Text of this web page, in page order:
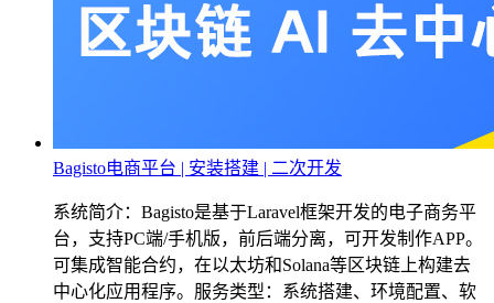
Bagisto电商平台 | 安装搭建 | 二次开发
系统简介：Bagisto是基于Laravel框架开发的电子商务平
台，支持PC端/手机版，前后端分离，可开发制作APP。
可集成智能合约，在以太坊和Solana等区块链上构建去
中心化应用程序。服务类型：系统搭建、环境配置、软